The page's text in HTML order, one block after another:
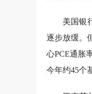
美国银
逐步放缓。
心PCE通胀
今年约45个